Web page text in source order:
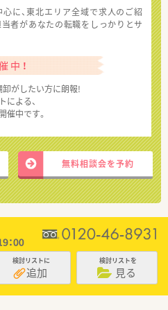
に、東北エリア全域で求人のご紹
者があなたの転職をしっかりとサ
中！
卸がしたい方に朗報!
による、
催中です。
無料相談会を予約
検討リストに
追加
検討リストを
見る